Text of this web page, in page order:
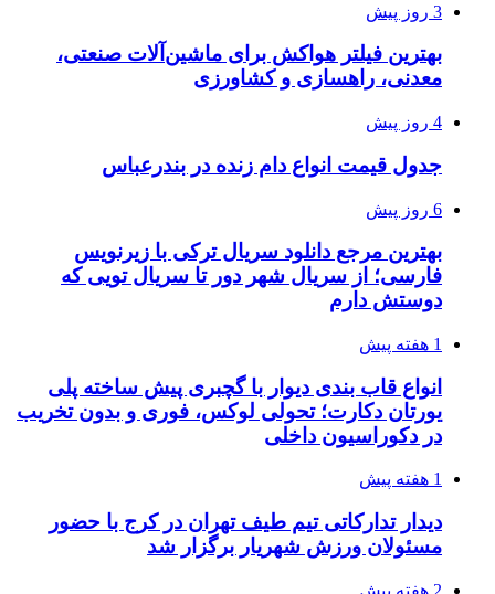
3 روز پیش
بهترین فیلتر هواکش برای ماشین‌آلات صنعتی،
معدنی، راهسازی و کشاورزی
4 روز پیش
جدول قیمت انواع دام زنده در بندرعباس
6 روز پیش
بهترین مرجع دانلود سریال ترکی با زیرنویس
فارسی؛ از سریال شهر دور تا سریال تویی که
دوستش دارم
1 هفته پیش
انواع قاب بندی دیوار با گچبری پیش ساخته پلی
یورتان دکارت؛ تحولی لوکس، فوری و بدون تخریب
در دکوراسیون داخلی
1 هفته پیش
دیدار تدارکاتی تیم طیف تهران در کرج با حضور
مسئولان ورزش شهریار برگزار شد
2 هفته پیش